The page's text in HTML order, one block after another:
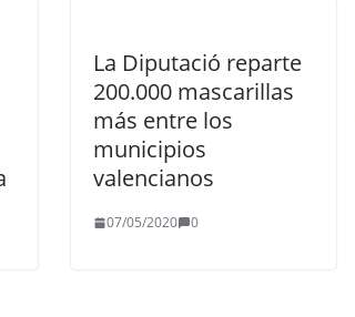
La Diputació reparte
200.000 mascarillas
más entre los
municipios
valencianos
07/05/2020 0